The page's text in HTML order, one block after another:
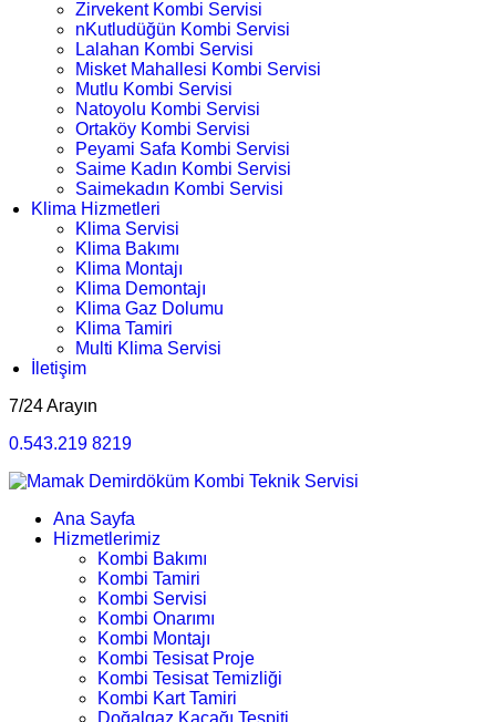
Zirvekent Kombi Servisi
nKutludüğün Kombi Servisi
Lalahan Kombi Servisi
Misket Mahallesi Kombi Servisi
Mutlu Kombi Servisi
Natoyolu Kombi Servisi
Ortaköy Kombi Servisi
Peyami Safa Kombi Servisi
Saime Kadın Kombi Servisi
Saimekadın Kombi Servisi
Klima Hizmetleri
Klima Servisi
Klima Bakımı
Klima Montajı
Klima Demontajı
Klima Gaz Dolumu
Klima Tamiri
Multi Klima Servisi
İletişim
7/24 Arayın
0.543.219 8219
Ana Sayfa
Hizmetlerimiz
Kombi Bakımı
Kombi Tamiri
Kombi Servisi
Kombi Onarımı
Kombi Montajı
Kombi Tesisat Proje
Kombi Tesisat Temizliği
Kombi Kart Tamiri
Doğalgaz Kaçağı Tespiti